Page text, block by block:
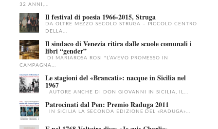
32 ANNI,...
Il festival di poesia 1966-2015, Struga
DA OLTRE MEZZO SECOLO STRUGA – PICCOLO CENTRO
DELLA...
Il sindaco di Venezia ritira dalle scuole comunali i
libri “gender”
DI MARIAROSA ROSI "L’AVEVO PROMESSO IN
CAMPAGNA...
Le stagioni del «Brancati»: nacque in Sicilia nel
1967
AUTORE ANCHE DI DON GIOVANNI IN SICILIA, IL...
Patrocinati dal Pen: Premio Raduga 2011
IN SICILIA LA SECONDA EDIZIONE DEL «RADUGA»...